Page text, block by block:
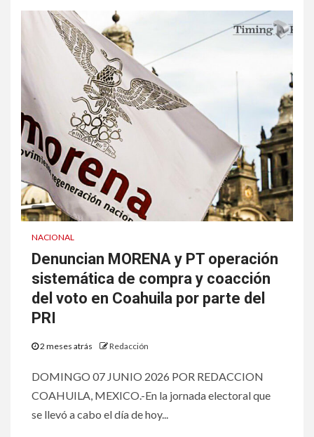
NACIONAL
Denuncian MORENA y PT operación
sistemática de compra y coacción
del voto en Coahuila por parte del
PRI
2 meses atrás Redacción
DOMINGO 07 JUNIO 2026 POR REDACCION
COAHUILA, MEXICO.-En la jornada electoral que
se llevó a cabo el día de hoy...